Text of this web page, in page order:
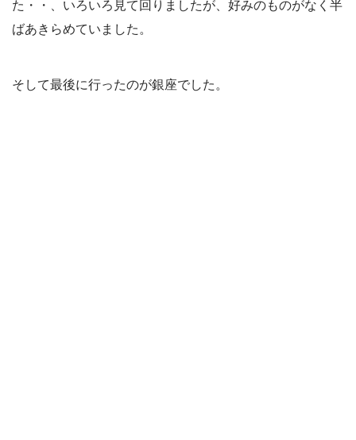
た・・、いろいろ見て回りましたが、好みのものがなく半
ばあきらめていました。
そして最後に行ったのが銀座でした。